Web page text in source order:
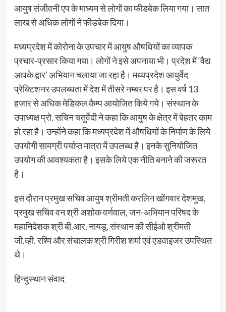
आयुष संजीवनी एप के माध्यम से लोगों का फीडबेक लिया गया। सात
लाख से अधिक लोगों ने फीडबेक दिया।
मध्यप्रदेश में कोरोना के उपचार में आयुष औषधियों का व्यापक
प्रचार-प्रसार किया गया। लोगों ने इसे अपनाया भी। प्रदेश में ‘वैद्य
आपके द्वार’ अभियान चलाया जा रहा है। मध्यप्रदेश आयुर्वेद
प्रेक्टिशनर उपलब्धता में देश में तीसरे नम्बर पर है। इस वर्ष 13
हजार से अधिक मेडिकल कैम्प आयोजित किये गये। संस्थान के
उपाध्यक्ष प्रो. सचिन चतुर्वेदी ने कहा कि आयुष के क्षेत्र में बेहतर काम
हो रहा है। उन्होंने कहा कि मध्यप्रदेश में औषधियों के निर्माण के लिये
उपयोगी सामग्री पर्याप्त मात्रा में उपलब्ध है। इनके सुनियोजित
उपयोग की आवश्यकता है। इसके लिये एक नीति बनाने की जरूरत
है।
इस दौरान प्रमुख सचिव आयुष श्रीमती करलिन खोंगवार देशमुख,
प्रमुख सचिव वन श्री अशोक वर्णवाल, जन-अभियान परिषद के
महानिदेशक श्री बी.आर. नायडू, संस्थान की सीईओ श्रीमती
जी.व्ही. रश्मि और संचालक श्री गिरीश शर्मा एवं एडवाइजर उपस्थित
थे।
हिन्दुस्थान संवाद